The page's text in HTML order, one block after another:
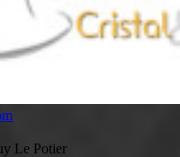
Le Potier